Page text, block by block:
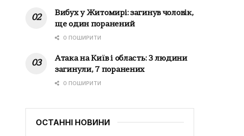
Вибух у Житомирі: загинув чоловік,
ще один поранений
0 ПОШИРИТИ
Атака на Київ і область: 3 людини
загинули, 7 поранених
0 ПОШИРИТИ
ОСТАННІ НОВИНИ